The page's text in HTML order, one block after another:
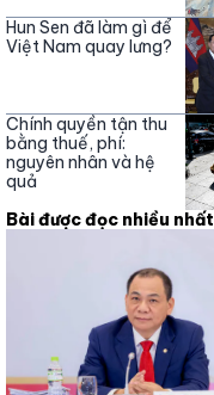
Hun Sen đã làm gì để
Việt Nam quay lưng?
Chính quyền tận thu
bằng thuế, phí:
nguyên nhân và hệ
quả
Bài được đọc nhiều nhất